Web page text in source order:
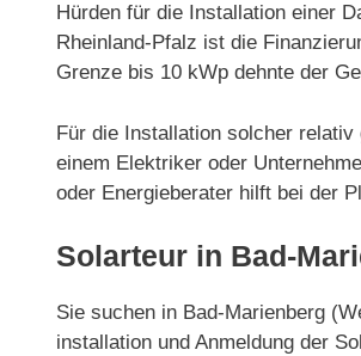
Hürden für die Installation einer
Rheinland-Pfalz ist die
Grenze bis 10 kWp dehnte der
Für die Installation solcher
einem Elektriker oder
oder Energieberater hilft bei der
Solarteur in Bad-
Sie suchen in Bad-Marienberg
installation und Anmeldung der